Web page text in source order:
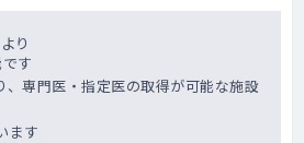
り
す
、専門医・指定医の取得が可能な施設
ます